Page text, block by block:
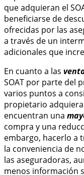
que adquieran el
beneficiarse de
ofrecidas por las
a través de un
adicionales que
En cuanto a las
SOAT por parte del
varios puntos a
propietario adquiera
encuentran una
compra y una
embargo, hacerlo a
la conveniencia de
las aseguradoras,
menos información